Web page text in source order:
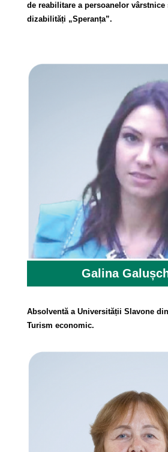
de reabilitare a persoanelor
dizabilități „Speranța”.
Galina
Absolventă a Universității Slavone
Turism economic.